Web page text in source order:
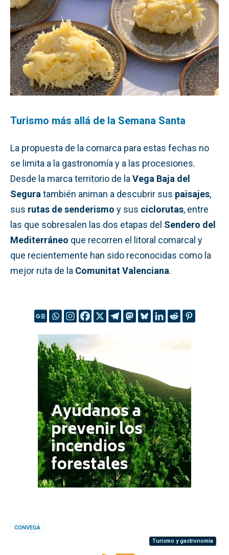
Turismo más allá de la Semana Santa
La propuesta de la comarca para estas fechas no
se limita a la gastronomía y a las procesiones.
Desde la marca territorio de la Vega Baja del
Segura también animan a descubrir sus paisajes,
sus rutas de senderismo y sus ciclorutas, entre
las que sobresalen las dos etapas del Sendero del
Mediterráneo que recorren el litoral comarcal y
que recientemente han sido reconocidas como la
mejor ruta de la Comunitat Valenciana.
CONVEGA
Turismo y gastronomía